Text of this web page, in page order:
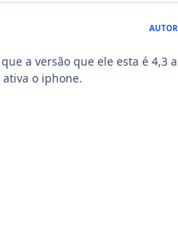
AUTOR
a versão que ele esta é 4,3 a
o iphone.